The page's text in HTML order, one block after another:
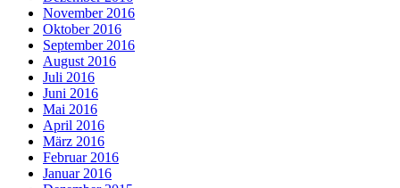
November 2016
Oktober 2016
September 2016
August 2016
Juli 2016
Juni 2016
Mai 2016
April 2016
März 2016
Februar 2016
Januar 2016